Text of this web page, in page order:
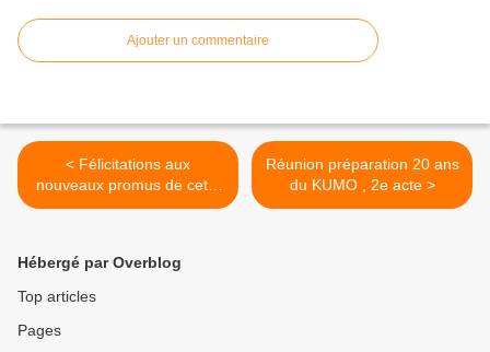
Ajouter un commentaire
< Félicitations aux
nouveaux promus de cette
année 2023
Réunion préparation 20 ans
du KUMO , 2e acte >
Hébergé par Overblog
Top articles
Pages